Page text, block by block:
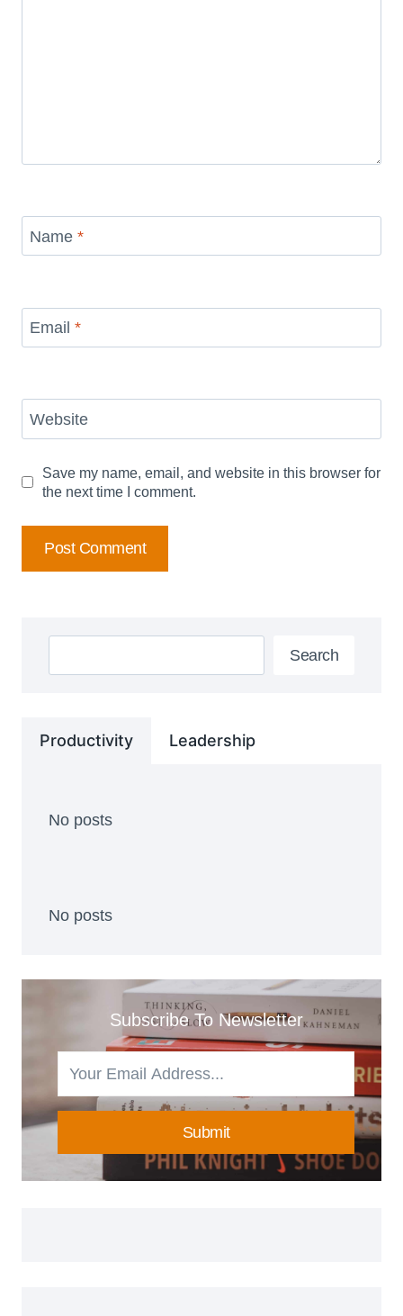
Name *
Email *
Website
Save my name, email, and website in this browser for
the next time I comment.
Search
Productivity Leadership
No posts
No posts
Subscribe To Newsletter
Submit